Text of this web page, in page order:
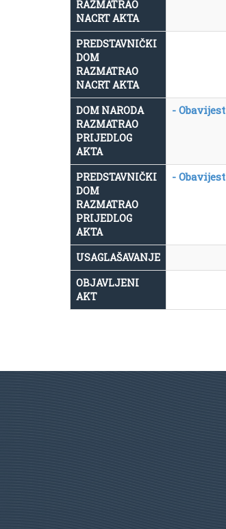
RAZMATRAO
NACRT AKTA
PREDSTAVNIČKI
DOM
RAZMATRAO
NACRT AKTA
DOM NARODA
RAZMATRAO
PRIJEDLOG
AKTA
- Obavijest
PREDSTAVNIČKI
DOM
RAZMATRAO
PRIJEDLOG
AKTA
- Obavijest
USAGLAŠAVANJE
OBJAVLJENI
AKT